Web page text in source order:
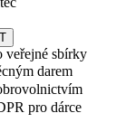
veřejné sbírky
darem
pro dárce